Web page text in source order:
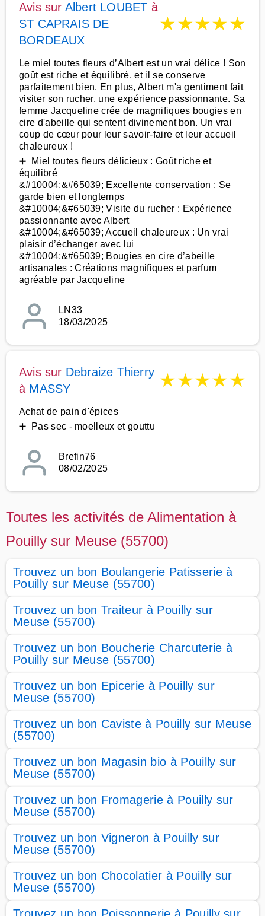
Avis sur Albert LOUBET à
ST CAPRAIS DE
BORDEAUX
★★★★★
Le miel toutes fleurs d’Albert est un vrai délice ! Son
goût est riche et équilibré, et il se conserve
parfaitement bien. En plus, Albert m'a gentiment fait
visiter son rucher, une expérience passionnante. Sa
femme Jacqueline crée de magnifiques bougies en
cire d'abeille qui sentent divinement bon. Un vrai
coup de cœur pour leur savoir-faire et leur accueil
chaleureux !
➕ Miel toutes fleurs délicieux : Goût riche et
équilibré
&#10004;&#65039; Excellente conservation : Se
garde bien et longtemps
&#10004;&#65039; Visite du rucher : Expérience
passionnante avec Albert
&#10004;&#65039; Accueil chaleureux : Un vrai
plaisir d’échanger avec lui
&#10004;&#65039; Bougies en cire d’abeille
artisanales : Créations magnifiques et parfum
agréable par Jacqueline
LN33
18/03/2025
Avis sur Debraize Thierry
à MASSY ★★★★★
Achat de pain d'épices
➕ Pas sec - moelleux et gouttu
Brefin76
08/02/2025
Toutes les activités de Alimentation à
Pouilly sur Meuse (55700)
Trouvez un bon Boulangerie Patisserie à
Pouilly sur Meuse (55700)
Trouvez un bon Traiteur à Pouilly sur
Meuse (55700)
Trouvez un bon Boucherie Charcuterie à
Pouilly sur Meuse (55700)
Trouvez un bon Epicerie à Pouilly sur
Meuse (55700)
Trouvez un bon Caviste à Pouilly sur Meuse
(55700)
Trouvez un bon Magasin bio à Pouilly sur
Meuse (55700)
Trouvez un bon Fromagerie à Pouilly sur
Meuse (55700)
Trouvez un bon Vigneron à Pouilly sur
Meuse (55700)
Trouvez un bon Chocolatier à Pouilly sur
Meuse (55700)